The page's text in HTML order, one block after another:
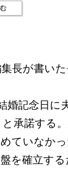
長が書い
婚記念日に
承諾する
ていなか
を確立す